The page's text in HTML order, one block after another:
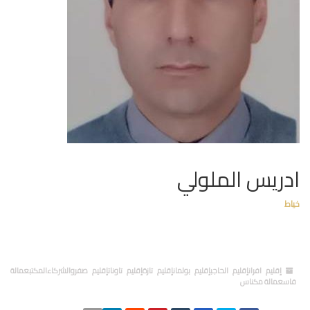
ادريس الملولي
خياط
إقليم افرانإقليم الحاجبإقليم بولمانإقليم تازةإقليم تاوناتإقليم صفروالشركاءالمكتبعمالة
فاسعمالة مكناس